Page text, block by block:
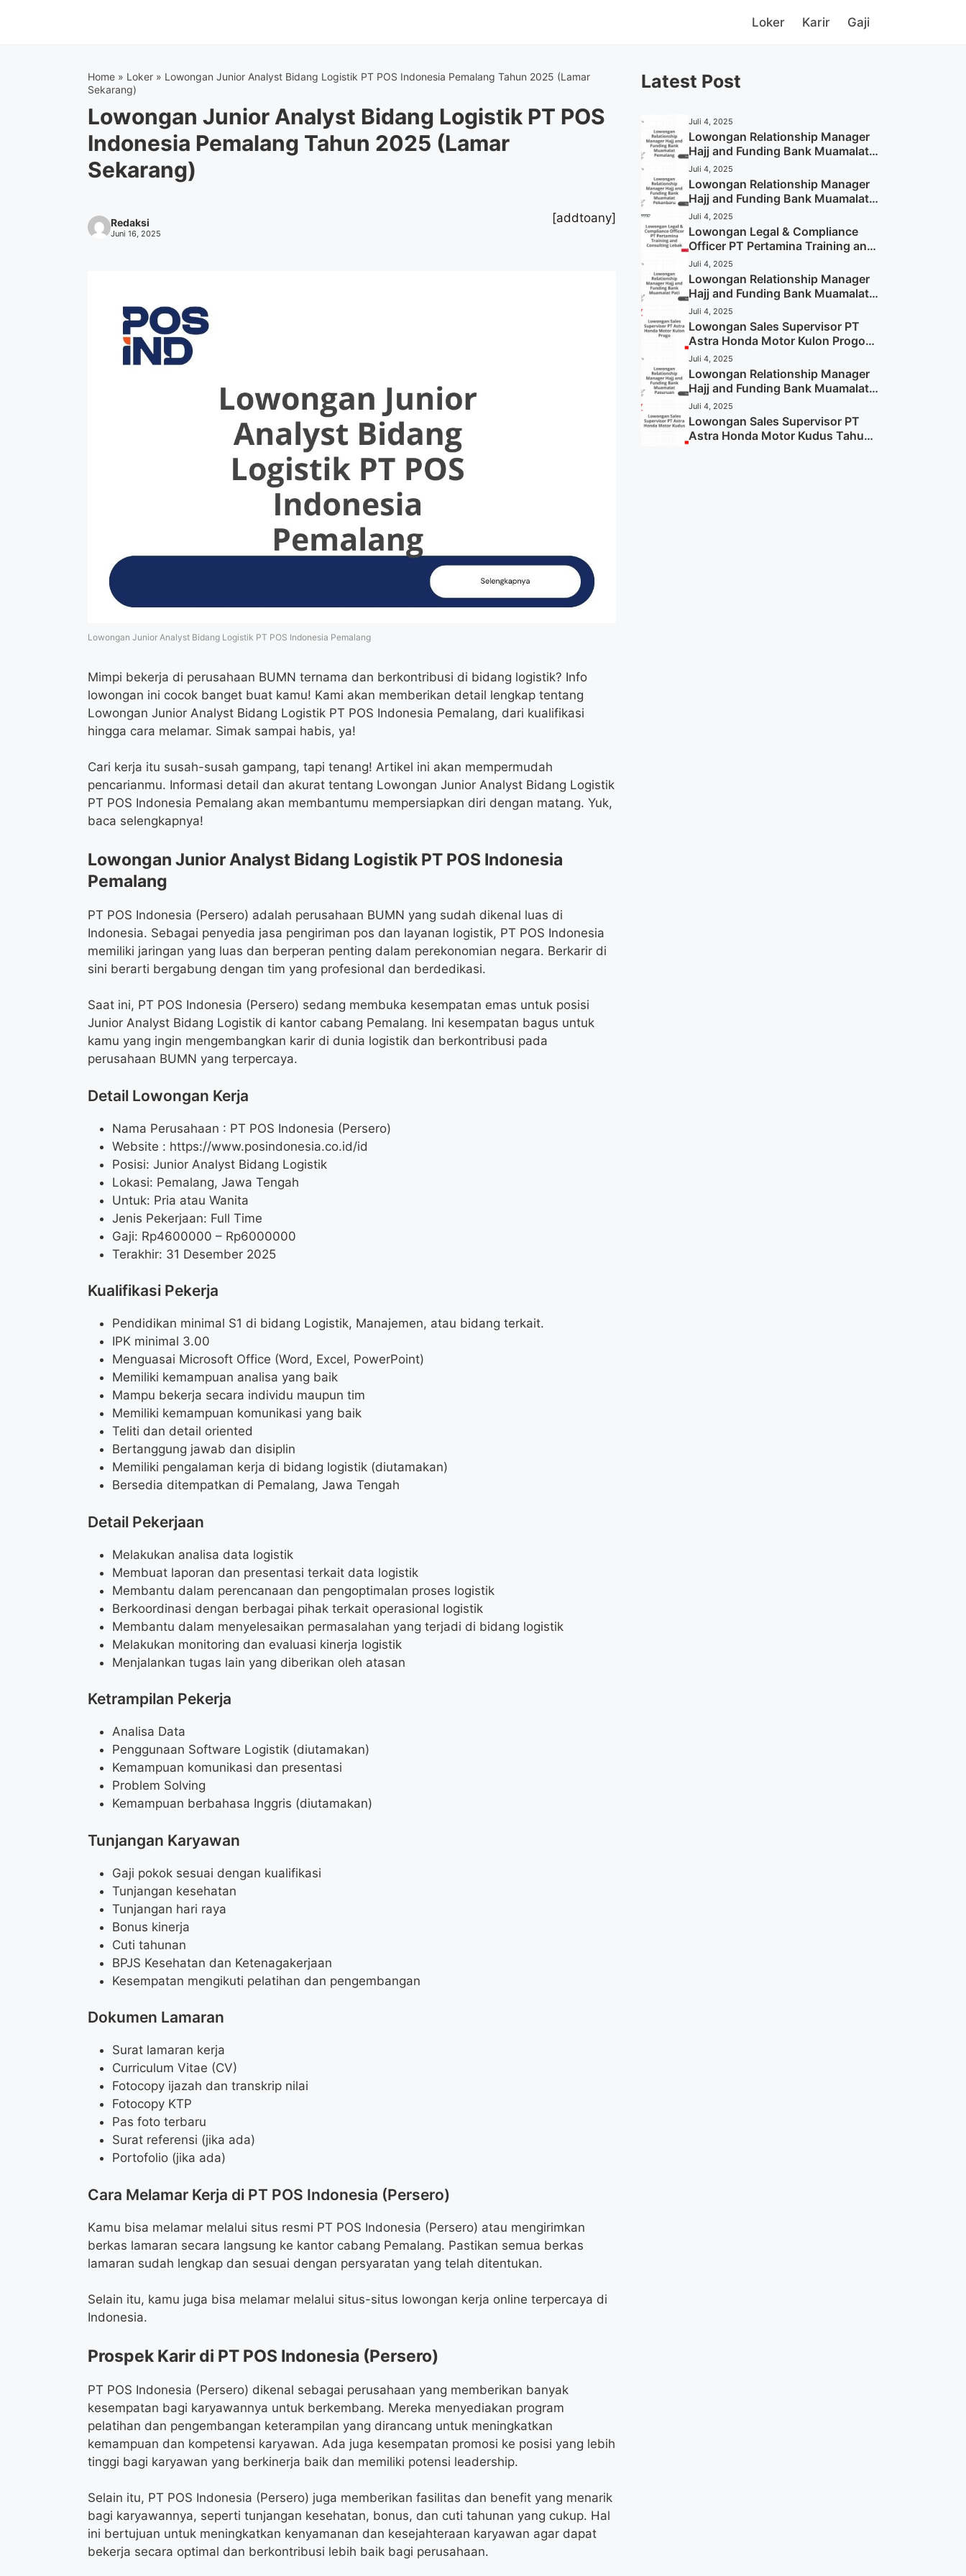
Loker Karir Gaji
Home » Loker » Lowongan Junior Analyst Bidang Logistik PT POS Indonesia Pemalang Tahun 2025 (Lamar
Sekarang)
Lowongan Junior Analyst Bidang Logistik PT POS
Indonesia Pemalang Tahun 2025 (Lamar
Sekarang)
Redaksi
Juni 16, 2025
[addtoany]
Lowongan Junior Analyst Bidang Logistik PT POS Indonesia Pemalang
Mimpi bekerja di perusahaan BUMN ternama dan berkontribusi di bidang logistik? Info
lowongan ini cocok banget buat kamu! Kami akan memberikan detail lengkap tentang
Lowongan Junior Analyst Bidang Logistik PT POS Indonesia Pemalang, dari kualifikasi
hingga cara melamar. Simak sampai habis, ya!
Cari kerja itu susah-susah gampang, tapi tenang! Artikel ini akan mempermudah
pencarianmu. Informasi detail dan akurat tentang Lowongan Junior Analyst Bidang Logistik
PT POS Indonesia Pemalang akan membantumu mempersiapkan diri dengan matang. Yuk,
baca selengkapnya!
Lowongan Junior Analyst Bidang Logistik PT POS Indonesia
Pemalang
PT POS Indonesia (Persero) adalah perusahaan BUMN yang sudah dikenal luas di
Indonesia. Sebagai penyedia jasa pengiriman pos dan layanan logistik, PT POS Indonesia
memiliki jaringan yang luas dan berperan penting dalam perekonomian negara. Berkarir di
sini berarti bergabung dengan tim yang profesional dan berdedikasi.
Saat ini, PT POS Indonesia (Persero) sedang membuka kesempatan emas untuk posisi
Junior Analyst Bidang Logistik di kantor cabang Pemalang. Ini kesempatan bagus untuk
kamu yang ingin mengembangkan karir di dunia logistik dan berkontribusi pada
perusahaan BUMN yang terpercaya.
Detail Lowongan Kerja
Nama Perusahaan : PT POS Indonesia (Persero)
Website : https://www.posindonesia.co.id/id
Posisi: Junior Analyst Bidang Logistik
Lokasi: Pemalang, Jawa Tengah
Untuk: Pria atau Wanita
Jenis Pekerjaan: Full Time
Gaji: Rp4600000 – Rp6000000
Terakhir: 31 Desember 2025
Kualifikasi Pekerja
Pendidikan minimal S1 di bidang Logistik, Manajemen, atau bidang terkait.
IPK minimal 3.00
Menguasai Microsoft Office (Word, Excel, PowerPoint)
Memiliki kemampuan analisa yang baik
Mampu bekerja secara individu maupun tim
Memiliki kemampuan komunikasi yang baik
Teliti dan detail oriented
Bertanggung jawab dan disiplin
Memiliki pengalaman kerja di bidang logistik (diutamakan)
Bersedia ditempatkan di Pemalang, Jawa Tengah
Detail Pekerjaan
Melakukan analisa data logistik
Membuat laporan dan presentasi terkait data logistik
Membantu dalam perencanaan dan pengoptimalan proses logistik
Berkoordinasi dengan berbagai pihak terkait operasional logistik
Membantu dalam menyelesaikan permasalahan yang terjadi di bidang logistik
Melakukan monitoring dan evaluasi kinerja logistik
Menjalankan tugas lain yang diberikan oleh atasan
Ketrampilan Pekerja
Analisa Data
Penggunaan Software Logistik (diutamakan)
Kemampuan komunikasi dan presentasi
Problem Solving
Kemampuan berbahasa Inggris (diutamakan)
Tunjangan Karyawan
Gaji pokok sesuai dengan kualifikasi
Tunjangan kesehatan
Tunjangan hari raya
Bonus kinerja
Cuti tahunan
BPJS Kesehatan dan Ketenagakerjaan
Kesempatan mengikuti pelatihan dan pengembangan
Dokumen Lamaran
Surat lamaran kerja
Curriculum Vitae (CV)
Fotocopy ijazah dan transkrip nilai
Fotocopy KTP
Pas foto terbaru
Surat referensi (jika ada)
Portofolio (jika ada)
Cara Melamar Kerja di PT POS Indonesia (Persero)
Kamu bisa melamar melalui situs resmi PT POS Indonesia (Persero) atau mengirimkan
berkas lamaran secara langsung ke kantor cabang Pemalang. Pastikan semua berkas
lamaran sudah lengkap dan sesuai dengan persyaratan yang telah ditentukan.
Selain itu, kamu juga bisa melamar melalui situs-situs lowongan kerja online terpercaya di
Indonesia.
Prospek Karir di PT POS Indonesia (Persero)
PT POS Indonesia (Persero) dikenal sebagai perusahaan yang memberikan banyak
kesempatan bagi karyawannya untuk berkembang. Mereka menyediakan program
pelatihan dan pengembangan keterampilan yang dirancang untuk meningkatkan
kemampuan dan kompetensi karyawan. Ada juga kesempatan promosi ke posisi yang lebih
tinggi bagi karyawan yang berkinerja baik dan memiliki potensi leadership.
Selain itu, PT POS Indonesia (Persero) juga memberikan fasilitas dan benefit yang menarik
bagi karyawannya, seperti tunjangan kesehatan, bonus, dan cuti tahunan yang cukup. Hal
ini bertujuan untuk meningkatkan kenyamanan dan kesejahteraan karyawan agar dapat
bekerja secara optimal dan berkontribusi lebih baik bagi perusahaan.
Latest Post
Juli 4, 2025
Lowongan Relationship Manager
Hajj and Funding Bank Muamalat
Pemalang Tahun 2025
Juli 4, 2025
Lowongan Relationship Manager
Hajj and Funding Bank Muamalat
Pekanbaru Tahun 2025 (Apply
Now)
Juli 4, 2025
Lowongan Legal & Compliance
Officer PT Pertamina Training and
Consulting Lebak Tahun 2025
(Apply Now)
Juli 4, 2025
Lowongan Relationship Manager
Hajj and Funding Bank Muamalat
Pati Tahun 2025 (Lamar
Sekarang)
Juli 4, 2025
Lowongan Sales Supervisor PT
Astra Honda Motor Kulon Progo
Tahun 2025 (Resmi)
Juli 4, 2025
Lowongan Relationship Manager
Hajj and Funding Bank Muamalat
Pasuruan Tahun 2025 (Apply
Now)
Juli 4, 2025
Lowongan Sales Supervisor PT
Astra Honda Motor Kudus Tahun